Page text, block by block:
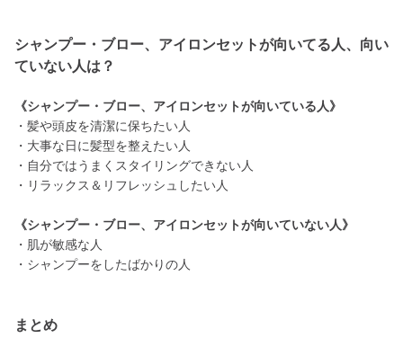
シャンプー・ブロー、アイロンセットが向いてる人、向い
ていない人は？
《シャンプー・ブロー、アイロンセットが向いている人》
・髪や頭皮を清潔に保ちたい人
・大事な日に髪型を整えたい人
・自分ではうまくスタイリングできない人
・リラックス＆リフレッシュしたい人
《シャンプー・ブロー、アイロンセットが向いていない人》
・肌が敏感な人
・シャンプーをしたばかりの人
まとめ